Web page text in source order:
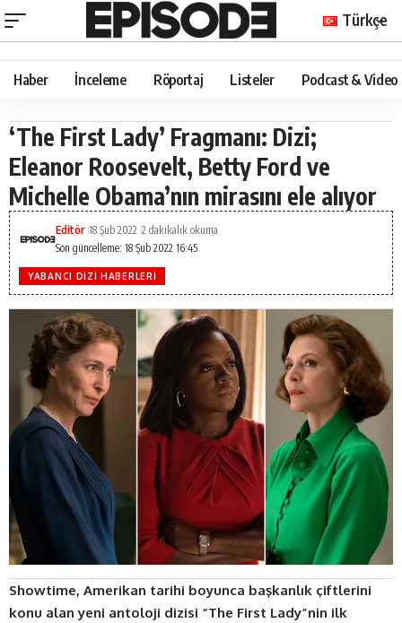
Türkçe
Haber İnceleme Röportaj Listeler Podcast & Video
‘The First Lady’ Fragmanı: Dizi;
Eleanor Roosevelt, Betty Ford ve
Michelle Obama’nın mirasını ele alıyor
Son güncelleme: 18 Şub 2022 16:45
Editör 18 Şub 2022 2 dakikalık okuma
YABANCI DIZI HABERLERI
Showtime, Amerikan tarihi boyunca başkanlık çiftlerini
konu alan yeni antoloji dizisi “The First Lady”nin ilk